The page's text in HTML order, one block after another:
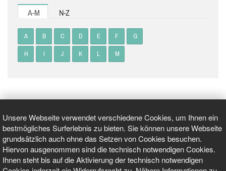
Unsere Webseite verwendet verschiedene Cookies, um Ihnen ein
bestmögliches Surferlebnis zu bieten. Sie können unsere Webseite
grundsätzlich auch ohne das Setzen von Cookies besuchen.
Hiervon ausgenommen sind die technisch notwendigen Cookies.
Ihnen steht bis auf die Aktivierung der technisch notwendigen
A-M N-Z
A B C D E F G
H I J K L M
GEPRÜFT UND ZERTIFIZIERT